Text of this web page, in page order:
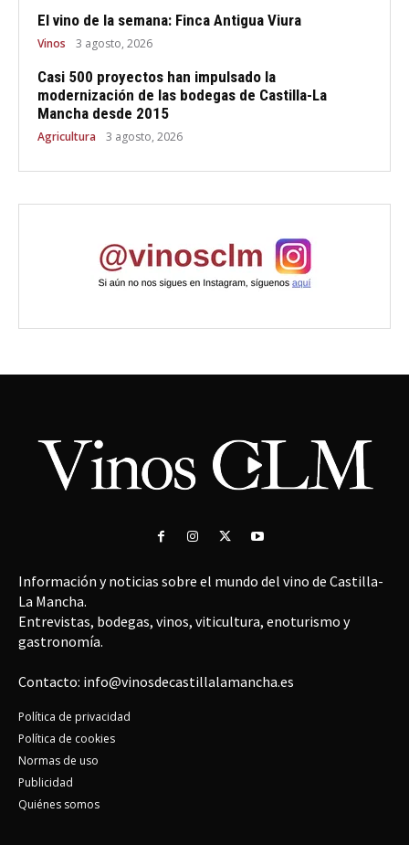
El vino de la semana: Finca Antigua Viura
Vinos 3 agosto, 2026
Casi 500 proyectos han impulsado la
modernización de las bodegas de Castilla-La
Mancha desde 2015
Agricultura 3 agosto, 2026
Información y noticias sobre el mundo del vino de Castilla-
La Mancha.
Entrevistas, bodegas, vinos, viticultura, enoturismo y
gastronomía.
Contacto: info@vinosdecastillalamancha.es
Política de privacidad
Política de cookies
Normas de uso
Publicidad
Quiénes somos